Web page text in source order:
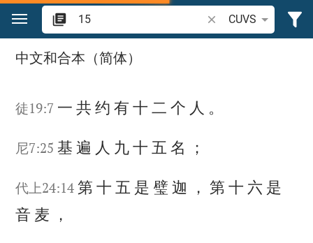
跳转到内容
搜索圣经经文或单词
CUVS
在圣经中搜索“15”
中文和合本（简体）
徒19:7 一共约有十二个 人 。
尼7:25 基遍 人 九十五名 ；
代上24:14 第十五 是 璧迦 ，第十 六 是
音 麦 ，